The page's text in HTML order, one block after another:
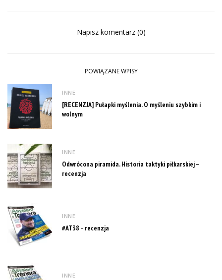
Napisz komentarz (0)
POWIĄZANE WPISY
INNE
[RECENZJA] Pułapki myślenia. O myśleniu szybkim i
wolnym
INNE
Odwrócona piramida. Historia taktyki piłkarskiej –
recenzja
INNE
#AT38 – recenzja
INNE